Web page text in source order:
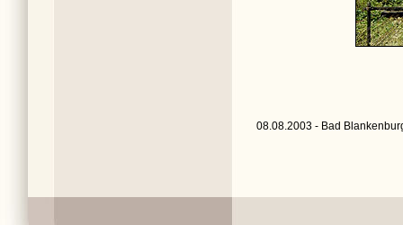
08.08.2003 - Bad